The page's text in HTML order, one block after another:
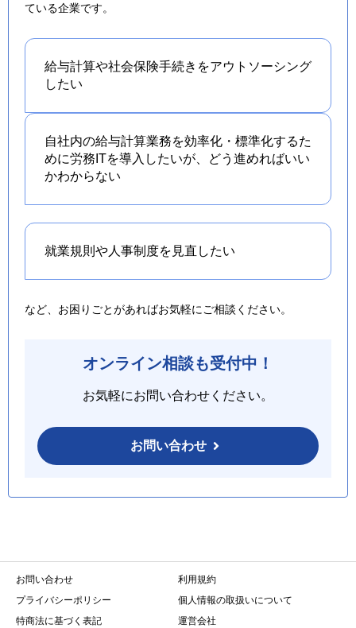
ている企業です。
給与計算や社会保険手続きをアウトソーシング
したい
自社内の給与計算業務を効率化・標準化するた
めに労務ITを導入したいが、どう進めればいい
かわからない
就業規則や人事制度を 見直したい
など、お困りごとがあればお気軽にご相談ください。
オンライン相談も受付中！
お気軽にお問い合わせください。
お問い合わせ
お問い合わせ
利用規約
プライバシーポリシー
個人情報の取扱いについて
特商法に基づく表記
運営会社